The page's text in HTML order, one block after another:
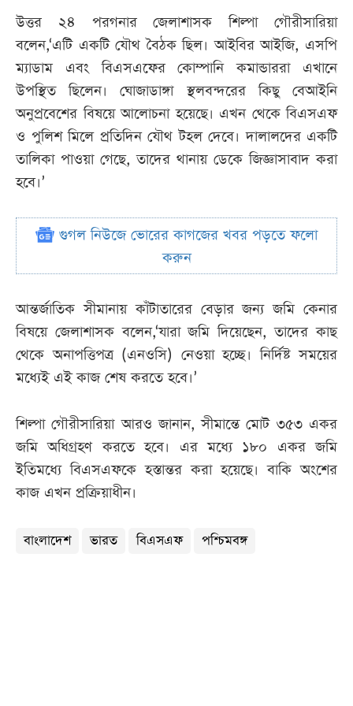
উত্তর ২৪ পরগনার জেলাশাসক শিল্পা গৌরীসারিয়া
বলেন,‘এটি একটি যৌথ বৈঠক ছিল। আইবির আইজি, এসপি
ম্যাডাম এবং বিএসএফের কোম্পানি কমান্ডাররা এখানে
উপস্থিত ছিলেন। ঘোজাডাঙ্গা স্থলবন্দরের কিছু বেআইনি
অনুপ্রবেশের বিষয়ে আলোচনা হয়েছে। এখন থেকে বিএসএফ
ও পুলিশ মিলে প্রতিদিন যৌথ টহল দেবে। দালালদের একটি
তালিকা পাওয়া গেছে, তাদের থানায় ডেকে জিজ্ঞাসাবাদ করা
হবে।’
গুগল নিউজে ভোরের কাগজের খবর পড়তে ফলো
করুন
আন্তর্জাতিক সীমানায় কাঁটাতারের বেড়ার জন্য জমি কেনার
বিষয়ে জেলাশাসক বলেন,‘যারা জমি দিয়েছেন, তাদের কাছ
থেকে অনাপত্তিপত্র (এনওসি) নেওয়া হচ্ছে। নির্দিষ্ট সময়ের
মধ্যেই এই কাজ শেষ করতে হবে।’
শিল্পা গৌরীসারিয়া আরও জানান, সীমান্তে মোট ৩৫৩ একর
জমি অধিগ্রহণ করতে হবে। এর মধ্যে ১৮০ একর জমি
ইতিমধ্যে বিএসএফকে হস্তান্তর করা হয়েছে। বাকি অংশের
কাজ এখন প্রক্রিয়াধীন।
বাংলাদেশ ভারত বিএসএফ পশ্চিমবঙ্গ